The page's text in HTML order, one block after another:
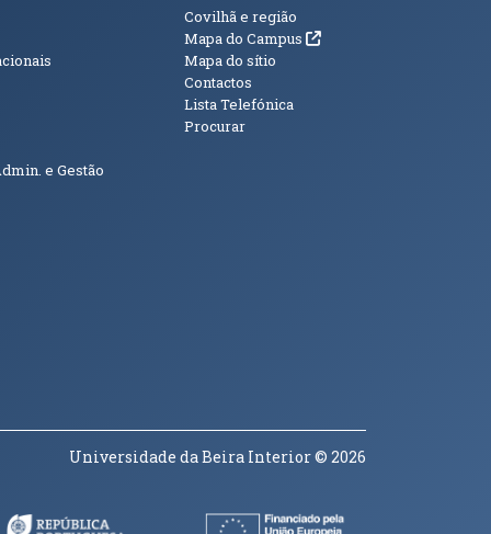
e Gestão
Informações
Covilhã e região
Mapa do Campus (abre em nova janela)
Mapa do sítio
Contactos
Lista Telefónica
Procurar
Universidade da Beira Interior© 2026
janela) (abre em nova janela)